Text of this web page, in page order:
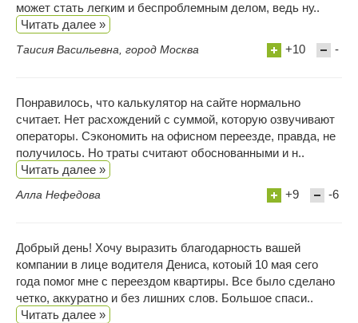
может стать легким и беспроблемным делом, ведь ну..
Читать далее »
Таисия Васильевна, город Москва +10 -
Понравилось, что калькулятор на сайте нормально
считает. Нет расхождений с суммой, которую озвучивают
операторы. Сэкономить на офисном переезде, правда, не
получилось. Но траты считают обоснованными и н..
Читать далее »
Алла Нефедова +9 -6
Добрый день! Хочу выразить благодарность вашей
компании в лице водителя Дениса, котоый 10 мая сего
года помог мне с переездом квартиры. Все было сделано
четко, аккуратно и без лишних слов. Большое спаси..
Читать далее »